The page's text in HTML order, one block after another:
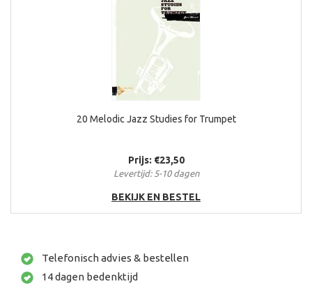
20 Melodic Jazz Studies for Trumpet
Prijs: €23,50
Levertijd: 5-10 dagen
BEKIJK EN BESTEL
Telefonisch advies & bestellen
14 dagen bedenktijd